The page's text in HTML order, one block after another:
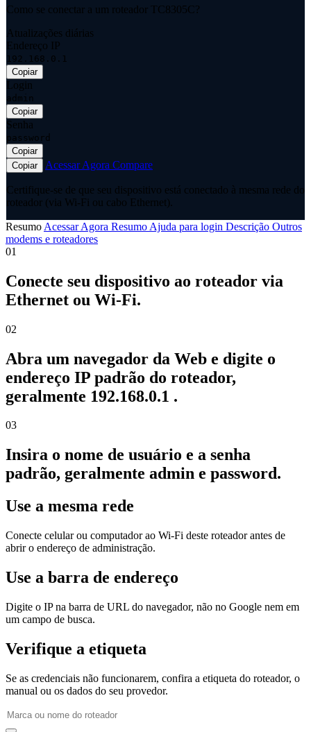
Como se conectar a um roteador TC8305C?
Atualizações diárias
Endereço IP
192.168.0.1
Copiar
Login
admin
Copiar
Senha
password
Copiar
Copiar
Acessar Agora Compare
Certifique-se de que seu dispositivo está conectado à mesma rede do
roteador (via Wi-Fi ou cabo Ethernet).
Resumo Acessar Agora Resumo Ajuda para login Descrição Outros
modems e roteadores
01
Conecte seu dispositivo ao roteador via
Ethernet ou Wi-Fi.
02
Abra um navegador da Web e digite o
endereço IP padrão do roteador,
geralmente 192.168.0.1 .
03
Insira o nome de usuário e a senha
padrão, geralmente admin e password.
Use a mesma rede
Conecte celular ou computador ao Wi‑Fi deste roteador antes de
abrir o endereço de administração.
Use a barra de endereço
Digite o IP na barra de URL do navegador, não no Google nem em
um campo de busca.
Verifique a etiqueta
Se as credenciais não funcionarem, confira a etiqueta do roteador, o
manual ou os dados do seu provedor.